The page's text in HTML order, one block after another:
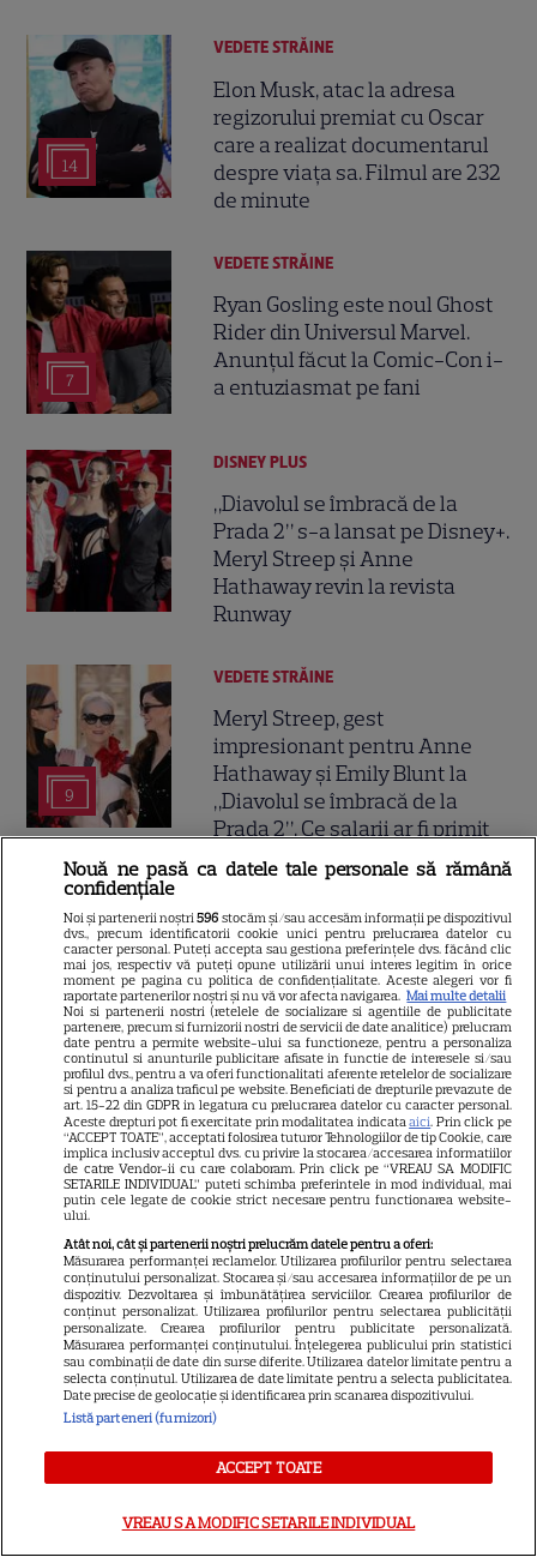
14
VEDETE STRĂINE
Elon Musk, atac la adresa
regizorului premiat cu Oscar
care a realizat documentarul
despre viața sa. Filmul are 232
de minute
7
VEDETE STRĂINE
Ryan Gosling este noul Ghost
Rider din Universul Marvel.
Anunțul făcut la Comic-Con i-
a entuziasmat pe fani
DISNEY PLUS
„Diavolul se îmbracă de la
Prada 2” s-a lansat pe Disney+.
Meryl Streep și Anne
Hathaway revin la revista
Runway
9
VEDETE STRĂINE
Meryl Streep, gest
impresionant pentru Anne
Hathaway și Emily Blunt la
„Diavolul se îmbracă de la
Prada 2”. Ce salarii ar fi primit
actrițele
13
VEDETE STRĂINE
Tom Holland, decizie radicală
pentru noul său film! Ce
promisiune a făcut actorul
după momentele virale în care
a făcut senzație prin dans
13
SKYSHOWTIME
Scarlett Johansson și Kristin
Scott Thomas, din nou mamă
și fiică pe ecran în „My
Mother's Wedding”. Când
apare filmul pe SkyShowtime
PRIME VIDEO
Jamie Campbell Bower, starul
din „Stranger Things”, intră în
universul „Stăpânul Inelelor”.
Ce rol legendar va interpreta în
Nouă ne pasă ca datele tale personale să rămână
confidențiale
Noi și partenerii noștri596 stocăm și/sau accesăm informații pe dispozitivul
dvs., precum identificatorii cookie unici pentru prelucrarea datelor cu
caracter personal. Puteți accepta sau gestiona preferințele dvs. făcând clic
mai jos, respectiv vă puteți opune utilizării unui interes legitim în orice
moment pe pagina cu politica de confidențialitate. Aceste alegeri vor fi
raportate partenerilor noștri și nu vă vor afecta navigarea. Mai multe detalii
Noi si partenerii nostri (retelele de socializare si agentiile de publicitate
partenere, precum si furnizorii nostri de servicii de date analitice) prelucram
date pentru a permite website-ului sa functioneze, pentru a personaliza
continutul si anunturile publicitare afisate in functie de interesele si/sau
profilul dvs., pentru a va oferi functionalitati aferente retelelor de socializare
si pentru a analiza traficul pe website. Beneficiati de drepturile prevazute de
art. 15-22 din GDPR in legatura cu prelucrarea datelor cu caracter personal.
Aceste drepturi pot fi exercitate prin modalitatea indicataaici. Prin click pe
“ACCEPT TOATE”, acceptati folosirea tuturor Tehnologiilor de tip Cookie, care
implica inclusiv acceptul dvs. cu privire la stocarea/accesarea informatiilor
de catre Vendor-ii cu care colaboram. Prin click pe “VREAU SA MODIFIC
SETARILE INDIVIDUAL” puteti schimba preferintele in mod individual, mai
putin cele legate de cookie strict necesare pentru functionarea website-
ului.
Atât noi, cât și partenerii noștri prelucrăm datele pentru a oferi:
Măsurarea performanței reclamelor. Utilizarea profilurilor pentru selectarea
conținutului personalizat. Stocarea și/sau accesarea informațiilor de pe un
dispozitiv. Dezvoltarea și îmbunătățirea serviciilor. Crearea profilurilor de
conținut personalizat. Utilizarea profilurilor pentru selectarea publicității
personalizate. Crearea profilurilor pentru publicitate personalizată.
Măsurarea performanței conținutului. Înțelegerea publicului prin statistici
sau combinații de date din surse diferite. Utilizarea datelor limitate pentru a
selecta conținutul. Utilizarea de date limitate pentru a selecta publicitatea.
Date precise de geolocație și identificarea prin scanarea dispozitivului.
Listă parteneri (furnizori)
ACCEPT TOATE
VREAU SA MODIFIC SETARILE INDIVIDUAL